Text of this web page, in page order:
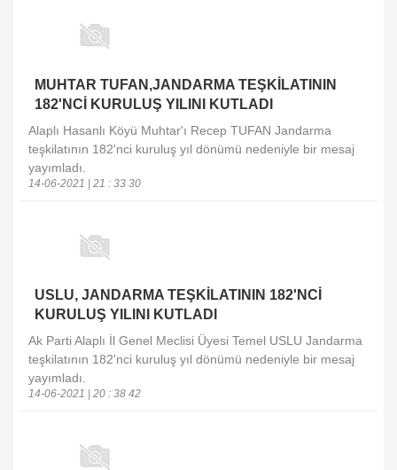
MUHTAR TUFAN,JANDARMA TEŞKİLATININ
182'NCİ KURULUŞ YILINI KUTLADI
Alaplı Hasanlı Köyü Muhtar'ı Recep TUFAN Jandarma
teşkilatının 182'nci kuruluş yıl dönümü nedeniyle bir mesaj
yayımladı.
14-06-2021 | 21 : 33 30
USLU, JANDARMA TEŞKİLATININ 182'NCİ
KURULUŞ YILINI KUTLADI
Ak Parti Alaplı İl Genel Meclisi Üyesi Temel USLU Jandarma
teşkilatının 182'nci kuruluş yıl dönümü nedeniyle bir mesaj
yayımladı.
14-06-2021 | 20 : 38 42